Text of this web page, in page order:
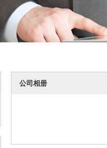
公司相册